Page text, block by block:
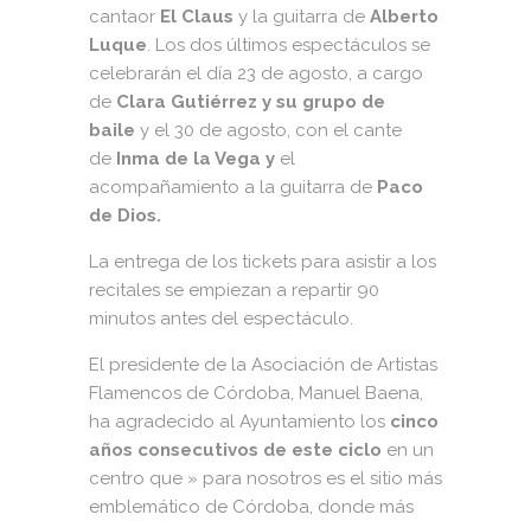
cantaor El Claus y la guitarra de Alberto
Luque. Los dos últimos espectáculos se
celebrarán el día 23 de agosto, a cargo
de Clara Gutiérrez y su grupo de
baile y el 30 de agosto, con el cante
de Inma de la Vega y el
acompañamiento a la guitarra de Paco
de Dios.
La entrega de los tickets para asistir a los
recitales se empiezan a repartir 90
minutos antes del espectáculo.
El presidente de la Asociación de Artistas
Flamencos de Córdoba, Manuel Baena,
ha agradecido al Ayuntamiento los cinco
años consecutivos de este ciclo en un
centro que » para nosotros es el sitio más
emblemático de Córdoba, donde más